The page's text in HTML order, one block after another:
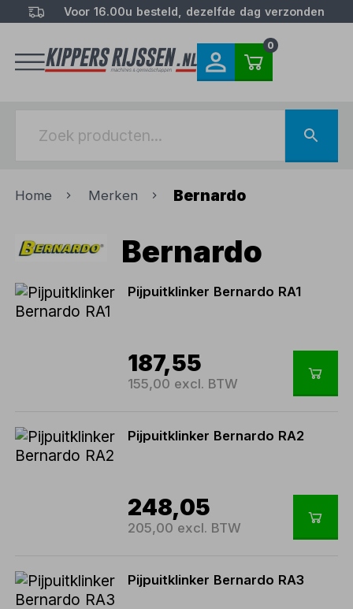
Voor 16.00u besteld, dezelfde dag verzonden
0
Home Merken Bernardo
Bernardo
Pijpuitklinker Bernardo RA1
187,55
155,00 excl. BTW
Pijpuitklinker Bernardo RA2
248,05
205,00 excl. BTW
Pijpuitklinker Bernardo RA3